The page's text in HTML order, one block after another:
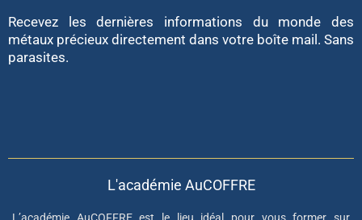
Recevez les dernières informations du monde des
métaux précieux directement dans votre boîte mail. Sans
parasites.
L'académie AuCOFFRE
L’académie AuCOFFRE est le lieu idéal pour vous former sur